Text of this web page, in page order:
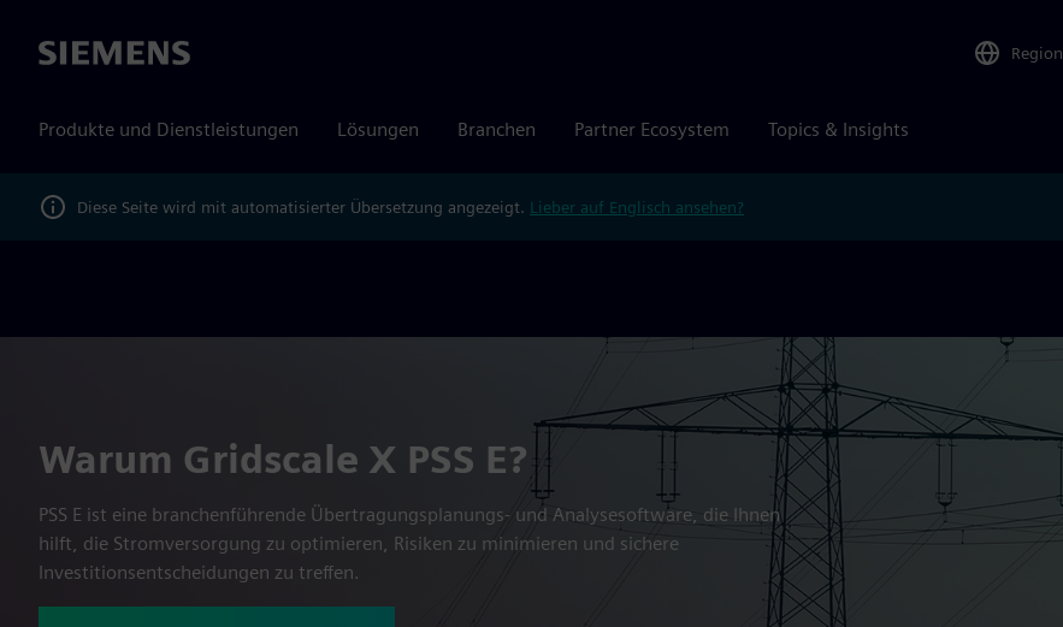
Siemens Region
Produkte und Dienstleistungen Lösungen Branchen Partner Ecosystem Topics & Insights
Diese Seite wird mit automatisierter Übersetzung angezeigt. Lieber auf Englisch ansehen?
Warum Gridscale X PSS E?
PSS E ist eine branchenführende Übertragungsplanungs- und Analysesoftware, die Ihnen
hilft, die Stromversorgung zu optimieren, Risiken zu minimieren und sichere
Investitionsentscheidungen zu treffen.